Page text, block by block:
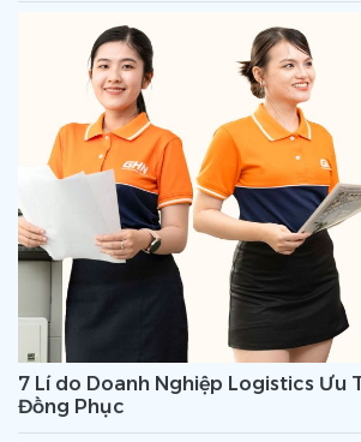
7 Lí do Doanh Nghiệp Logistics Ưu
Đồng Phục